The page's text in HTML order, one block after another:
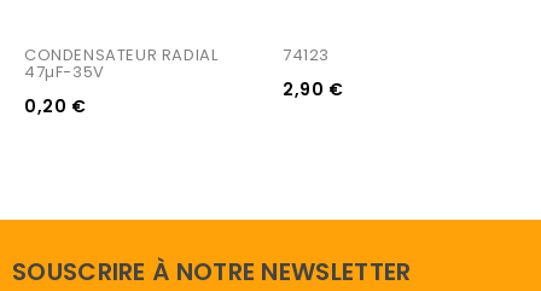
CONDENSATEUR RADIAL
47µF-35V
0,20 €
74123
2,90 €
SOUSCRIRE À NOTRE NEWSLETTER